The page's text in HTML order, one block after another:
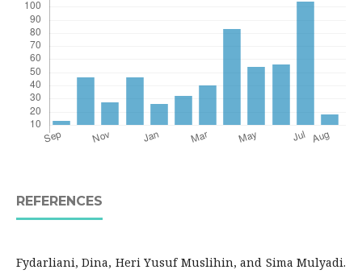
REFERENCES
Fydarliani, Dina, Heri Yusuf Muslihin, and Sima Mulyadi.